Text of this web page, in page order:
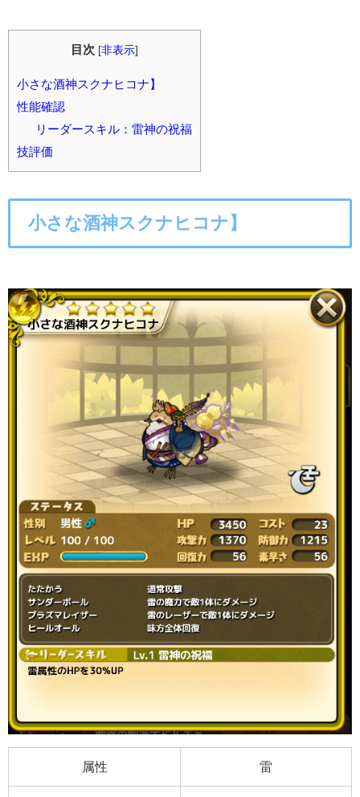
目次 [非表示]
小さな酒神スクナヒコナ】
性能確認
リーダースキル：雷神の祝福
技評価
小さな酒神スクナヒコナ】
属性 雷